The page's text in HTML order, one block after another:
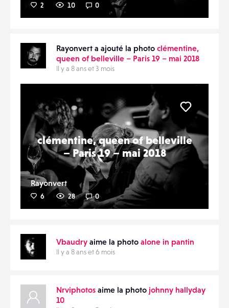
2 10 0
Rayonvert a ajouté la photo clémentine,
queen of belleville – Paris 19 – mai 2018
Il y a 8 ans et 3 mois
clémentine, queen of belleville
– Paris 19 – mai 2018
Rayonvert
6 28 0
Liker
Vbaudry aime la photo alone in pantin
Il y a 8 ans et 6 mois
Nrviphotos aime la photo johnny hallyday
10